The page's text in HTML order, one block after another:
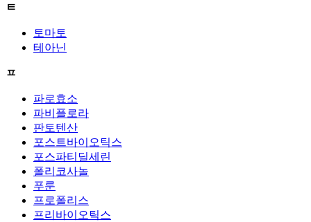
ㅌ
토마토
테아닌
ㅍ
파로효소
파비플로라
판토텐산
포스트바이오틱스
포스파티딜세린
폴리코사놀
푸룬
프로폴리스
프리바이오틱스